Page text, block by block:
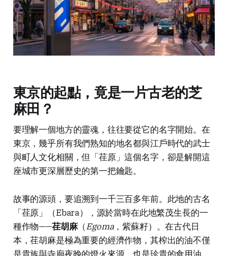
東京的起點，竟是一片古老的芝
麻田？
要理解一個地方的靈魂，往往要從它的名字開始。在
東京，幾乎所有我們熟知的地名都與江戶時代的武士
與町人文化相關，但「荏原」這個名字，卻是解開這
座城市更深層歷史的第一把鑰匙。
故事的源頭，要追溯到一千三百多年前。此地的古名
「荏原」（Ebara），源於當時在此地繁茂生長的一
種作物——荏胡麻（Egoma，紫蘇籽）。在古代日
本，荏胡麻是極為重要的經濟作物，其榨出的油不僅